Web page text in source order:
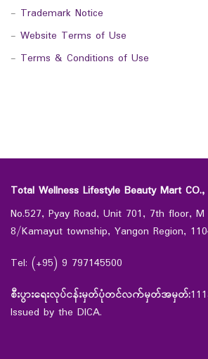
- Trademark Notice
- Website Terms of Use
- Terms & Conditions of Use
Total Wellness Lifestyle Beauty Mart CO.,
No.527, Pyay Road, Unit 701, 7th floor,
8/Kamayut township, Yangon Region,
Tel: (+95) 9 797145500
စီးပွားရေးလုပ်ငန်းမှတ်ပုံတင်လက်မှတ်အမှတ်:
Issued by the DICA.